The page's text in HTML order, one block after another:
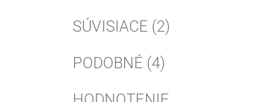
SÚVISIACE (2)
PODOBNÉ (4)